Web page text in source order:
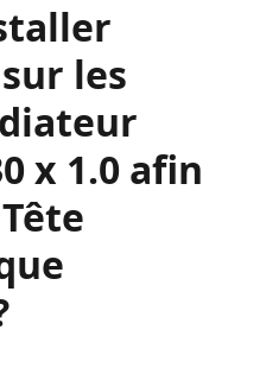
les
x 1.0 afin